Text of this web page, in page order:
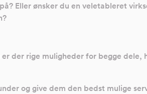
Eller ønsker du en veletableret
der rige muligheder for begge dele,
og give dem den bedst mulige